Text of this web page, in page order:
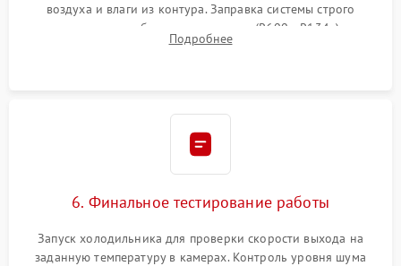
воздуха и влаги из контура. Заправка системы строго
дозированным объемом хладагента (R600a, R134a) по
электронным весам. Контроль рабочего давления в системе.
Подробнее
6. Финальное тестирование работы
Запуск холодильника для проверки скорости выхода на
заданную температуру в камерах. Контроль уровня шума